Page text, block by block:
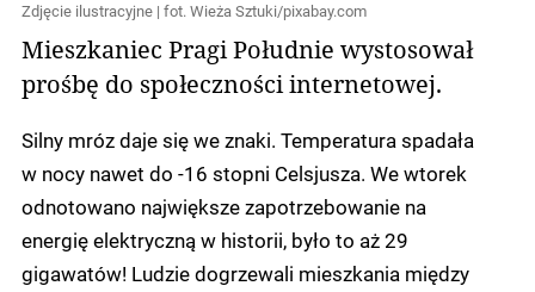
Zdjęcie ilustracyjne | fot. Wieża Sztuki/pixabay.com
Mieszkaniec Pragi Południe wystosował
prośbę do społeczności internetowej.
Silny mróz daje się we znaki. Temperatura spadała
w nocy nawet do -16 stopni Celsjusza. We wtorek
odnotowano największe zapotrzebowanie na
energię elektryczną w historii, było to aż 29
gigawatów! Ludzie dogrzewali mieszkania między